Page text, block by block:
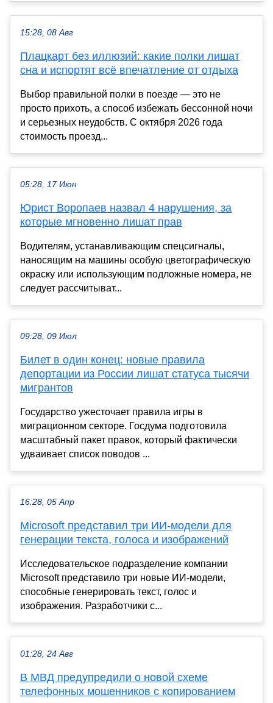
15:28, 08 Авг
Плацкарт без иллюзий: какие полки лишат
сна и испортят всё впечатление от отдыха
Выбор правильной полки в поезде — это не
просто прихоть, а способ избежать бессонной ночи
и серьезных неудобств. С октября 2026 года
стоимость проезд...
05:28, 17 Июн
Юрист Воропаев назвал 4 нарушения, за
которые мгновенно лишат прав
Водителям, устанавливающим спецсигналы,
наносящим на машины особую цветографическую
окраску или использующим подложные номера, не
следует рассчитыват...
09:28, 09 Июл
Билет в один конец: новые правила
депортации из России лишат статуса тысячи
мигрантов
Государство ужесточает правила игры в
миграционном секторе. Госдума подготовила
масштабный пакет правок, который фактически
удваивает список поводов ...
16:28, 05 Апр
Microsoft представил три ИИ-модели для
генерации текста, голоса и изображений
Исследовательское подразделение компании
Microsoft представило три новые ИИ-модели,
способные генерировать текст, голос и
изображения. Разработчики с...
01:28, 24 Авг
В МВД предупредили о новой схеме
телефонных мошенников с копированием